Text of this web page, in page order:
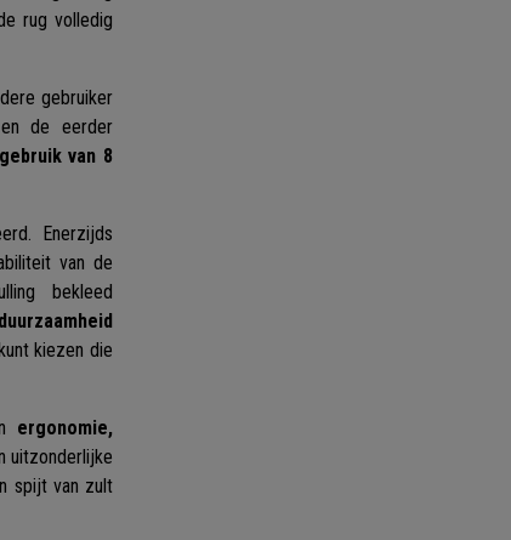
rug volledig
gebruiker
de eerder
van 8
Enerzijds
van de
bekleed
kiezen die
ergonomie,
uitzonderlijke
spijt van zult